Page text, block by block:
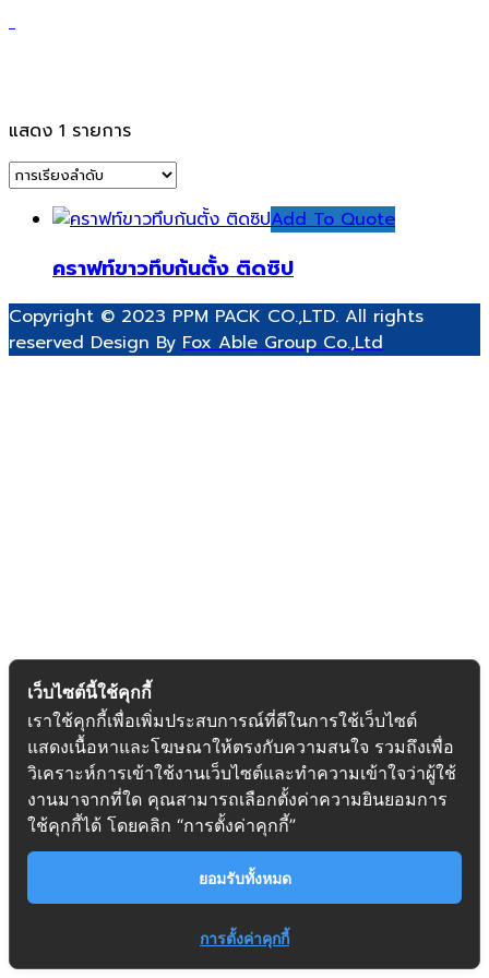
แสดง 1 รายการ
Add To Quote
คราฟท์ขาวทึบก้นตั้ง ติดซิป
Copyright © 2023 PPM PACK CO.,LTD. All rights
reserved Design By Fox Able Group Co.,Ltd
เว็บไซต์นี้ใช้คุกกี้
เราใช้คุกกี้เพื่อเพิ่มประสบการณ์ที่ดีในการใช้เว็บไซต์
แสดงเนื้อหาและโฆษณาให้ตรงกับความสนใจ รวมถึงเพื่อ
วิเคราะห์การเข้าใช้งานเว็บไซต์และทำความเข้าใจว่าผู้ใช้
งานมาจากที่ใด คุณสามารถเลือกตั้งค่าความยินยอมการ
ใช้คุกกี้ได้ โดยคลิก “การตั้งค่าคุกกี้”
ยอมรับทั้งหมด
การตั้งค่าคุกกี้